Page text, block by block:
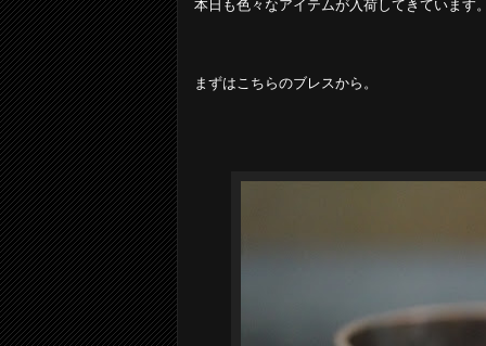
本日も色々なアイテムが入荷してきています
まずはこちらのブレスから。